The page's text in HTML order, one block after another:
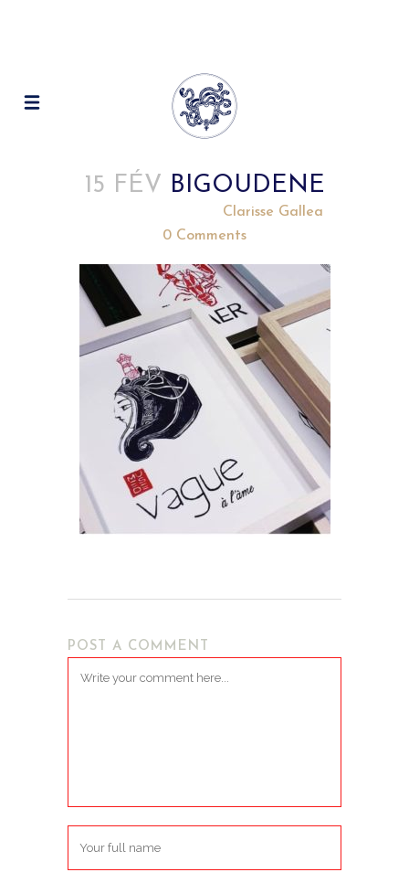
15 FÉV BIGOUDENE
Clarisse Gallea
0 Comments
POST A COMMENT